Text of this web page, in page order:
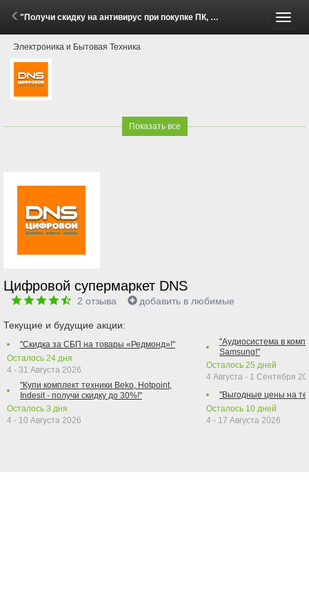
"Получи скидку на антивирус при покупке ПК, ноутбука или услуги сборки ПК!" (7 Апреля - 30 Сентября 2026)
Электроника и Бытовая Техника
Показать все
Цифровой супермаркет DNS
2 отзыва добавить в любимые
Текущие и будущие акции:
"Скидка за СБП на товары «Редмонд»!"
Осталось 24 дня
4 - 31 Августа 2026
"Купи комплект техники Beko, Hotpoint,
Indesit - получи скидку до 30%!"
Осталось 3 дня
4 - 10 Августа 2026
"Аудиосистема в
Samsung!"
Осталось 25 дней
4 Августа - 1 Сентября
"Выгодные цены на
Осталось 10 дней
4 - 17 Августа 2026